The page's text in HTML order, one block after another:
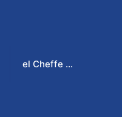
el Cheffe …